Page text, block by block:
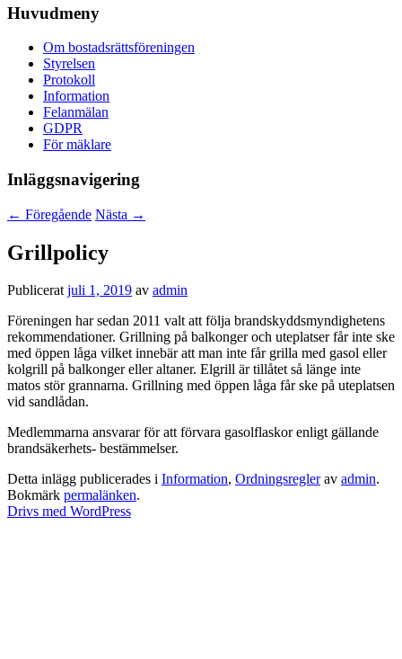
Huvudmeny
Om bostadsrättsföreningen
Styrelsen
Protokoll
Information
Felanmälan
GDPR
För mäklare
Inläggsnavigering
← Föregående Nästa →
Grillpolicy
Publiceratjuli 1, 2019 av admin
Föreningen har sedan 2011 valt att följa brandskyddsmyndighetens
rekommendationer. Grillning på balkonger och uteplatser får inte ske
med öppen låga vilket innebär att man inte får grilla med gasol eller
kolgrill på balkonger eller altaner. Elgrill är tillåtet så länge inte
matos stör grannarna. Grillning med öppen låga får ske på uteplatsen
vid sandlådan.
Medlemmarna ansvarar för att förvara gasolflaskor enligt gällande
brandsäkerhets- bestämmelser.
Detta inlägg publicerades i Information, Ordningsreglerav admin.
Bokmärk permalänken.
Drivs med WordPress